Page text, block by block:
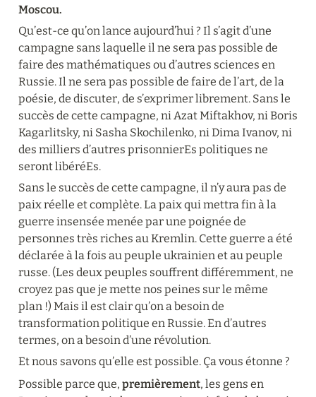
Moscou.
Qu’est-ce qu’on lance aujourd’hui ? Il s’agit d’une
campagne sans laquelle il ne sera pas possible de
faire des mathématiques ou d’autres sciences en
Russie. Il ne sera pas possible de faire de l’art, de la
poésie, de discuter, de s’exprimer librement. Sans le
succès de cette campagne, ni Azat Miftakhov, ni Boris
Kagarlitsky, ni Sasha Skochilenko, ni Dima Ivanov, ni
des milliers d’autres prisonnierEs politiques ne
seront libéréEs.
Sans le succès de cette campagne, il n’y aura pas de
paix réelle et complète. La paix qui mettra fin à la
guerre insensée menée par une poignée de
personnes très riches au Kremlin. Cette guerre a été
déclarée à la fois au peuple ukrainien et au peuple
russe. (Les deux peuples souffrent différemment, ne
croyez pas que je mette nos peines sur le même
plan !) Mais il est clair qu’on a besoin de
transformation politique en Russie. En d’autres
termes, on a besoin d’une révolution.
Et nous savons qu’elle est possible. Ça vous étonne ?
Possible parce que, premièrement, les gens en